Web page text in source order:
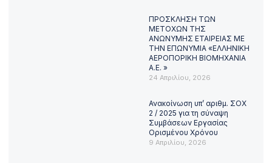
ΠΡΟΣΚΛΗΣΗ ΤΩΝ
ΜΕΤΟΧΩΝ ΤΗΣ
ΑΝΩΝΥΜΗΣ ΕΤΑΙΡΕΙΑΣ ΜΕ
ΤΗΝ ΕΠΩΝΥΜΙΑ «ΕΛΛΗΝΙΚΗ
ΑΕΡΟΠΟΡΙΚΗ ΒΙΟΜΗΧΑΝΙΑ
Α.Ε. »
24 Απριλίου, 2026
Ανακοίνωση υπ’ αριθμ. ΣΟΧ
2 / 2025 για τη σύναψη
Συμβάσεων Εργασίας
Ορισμένου Χρόνου
9 Απριλίου, 2026